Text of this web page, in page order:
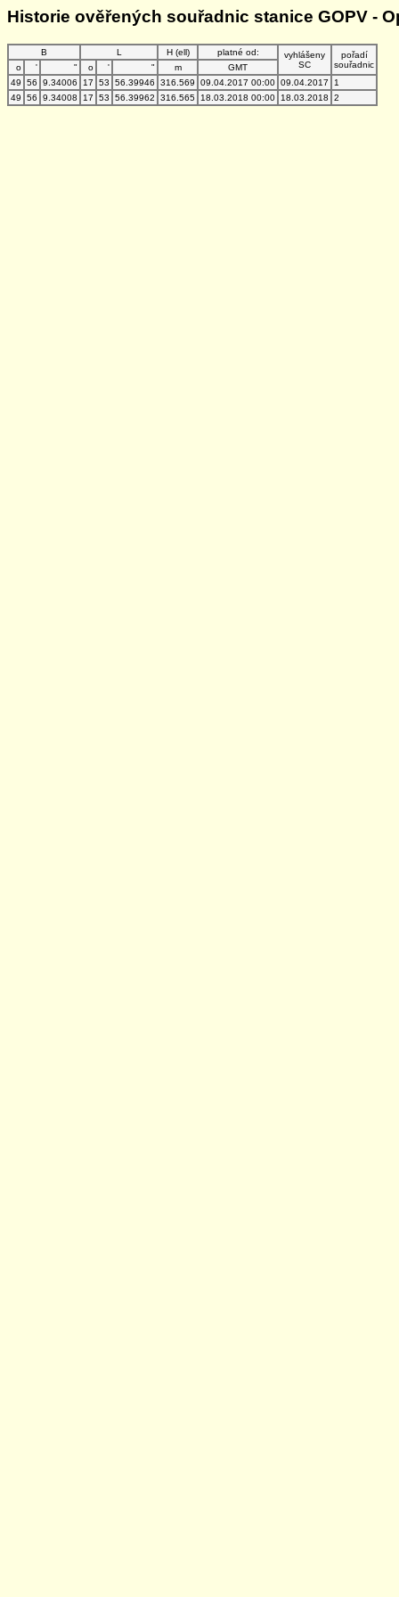
Historie ověřených souřadnic stanice GOPV -
B L H (ell) platné od:
vyhlášeny
SC
pořadí
souřadnic
o ' " o ' " m
GMT
49
56 9.34006 17 53 56.39946 316.569 09.04.2017 00:00 09.04.2017
1
49
56 9.34008 17 53 56.39962 316.565 18.03.2018 00:00 18.03.2018 2